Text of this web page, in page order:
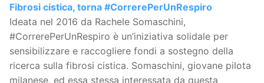
Fibrosi cistica, torna #CorrerePerUnRespiro
Ideata nel 2016 da Rachele Somaschini,
#CorrerePerUnRespiro è un’iniziativa solidale per
sensibilizzare e raccogliere fondi a sostegno della
ricerca sulla fibrosi cistica. Somaschini, giovane pilota
milanese, ed essa stessa interessata da questa